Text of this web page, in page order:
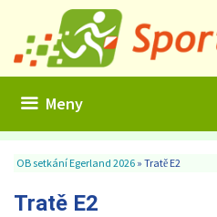
innehåll
Meny
OB setkání Egerland 2026 » Tratě E2
Tratě E2